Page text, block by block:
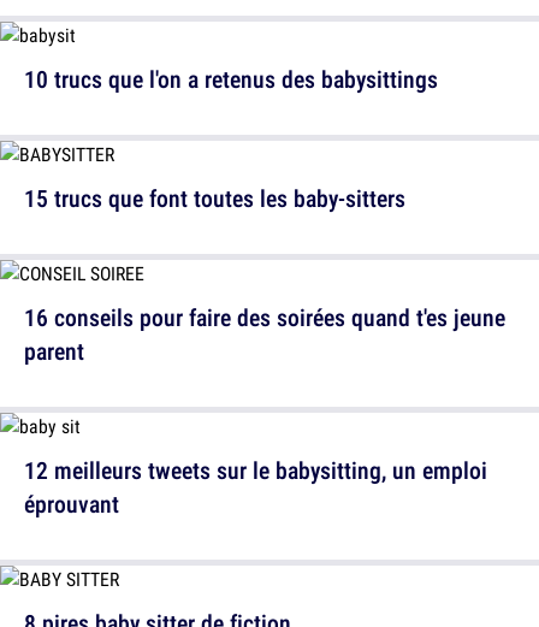
16 conseils pour faire des soirées quand t'es jeune
parent
10 trucs que l'on a retenus des babysittings
15 trucs que font toutes les baby-sitters
12 meilleurs tweets sur le babysitting, un emploi
éprouvant